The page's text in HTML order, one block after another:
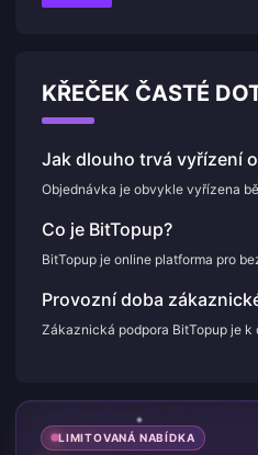
KŘEČEK ČASTÉ
Jak dlouho trvá vyřízení
Objednávka je obvykle vyřízena
Co je BitTopup?
BitTopup je online platforma pro
Provozní doba
Zákaznická podpora BitTopup je k
LIMITOVANÁ NABÍDKA